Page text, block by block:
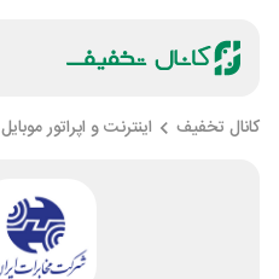
کانال تخفیف اینترنت و اپراتور موبایل